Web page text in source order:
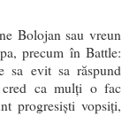
Bolojan sau vreun
precum în Battle:
sa evit sa răspund
cred ca mulți o fac
progresiști vopsiți,